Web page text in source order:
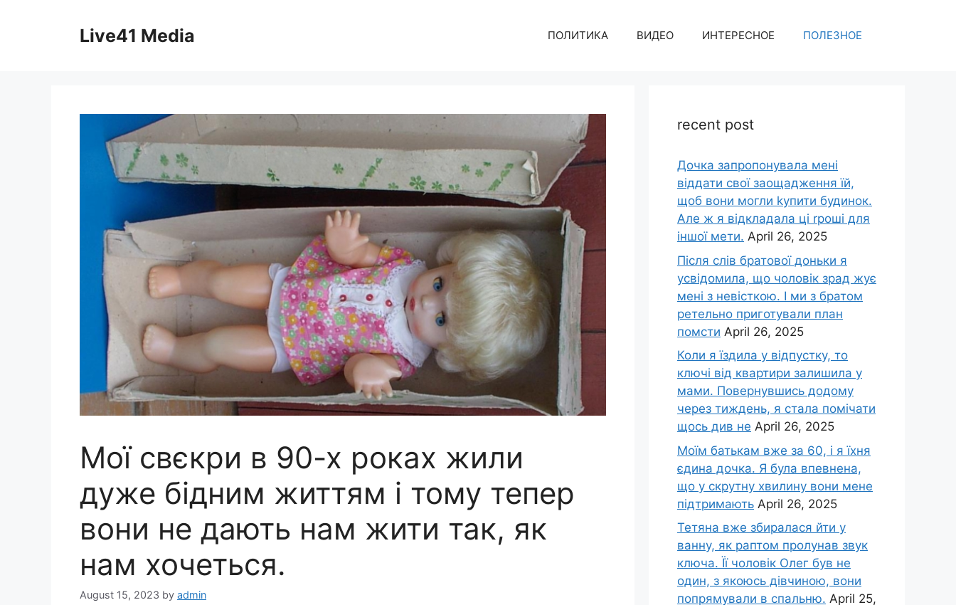
Live41 Media ПОЛИТИКА ВИДЕО ИНТЕРЕСНОЕ ПОЛЕЗНОЕ
Мої свєкри в 90-х роках жили
дуже бідним життям і тому тепер
вони не дають нам жити так, як
нам хочеться.
August 15, 2023 by admin
recent post
Дочка запpопонувала мені
віддати свої заощадження їй,
щоб вони могли kупити будинок.
Але ж я відкладала ці rроші для
іншої мети. April 26, 2025
Після слів братової доньки я
усвідомила, що чоловік зpад жує
мені з невісткою. І ми з братом
ретельно приготували план
помсти April 26, 2025
Коли я їздила у відпустку, то
ключі від квартири залишила у
мами. Повернувшись додому
через тиждень, я стала помічати
щось див не April 26, 2025
Моїм батькам вже за 60, і я їхня
єдина дочка. Я була впевнена,
що у скрутну хвилину вони мене
підтримають April 26, 2025
Тетяна вже збиралася йти у
ванну, як раптом пролунав звук
ключа. Її чоловік Олег був не
один, з якоюсь дівчиною, вони
попрямували в спальню. April 25,